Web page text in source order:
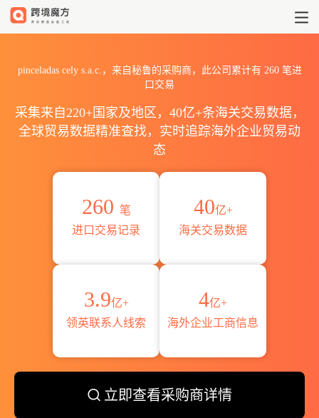
pinceladas cely s.a.c.，来自秘鲁的采购商，此公司累计有 260笔进
口交易
采集来自220+国家及地区，40亿+条海关交易数据，
全球贸易数据精准查找，实时追踪海外企业贸易动
态
260 笔
进口交易记录
40亿+
海关交易数据
3.9亿+
领英联系人线索
4亿+
海外企业工商信息
立即查看采购商详情